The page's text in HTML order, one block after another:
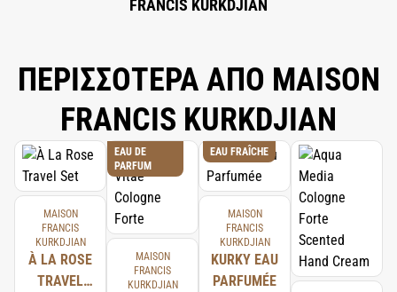
FRANCIS KURKDJIAN
ΠΕΡΙΣΣΟΤΕΡΑ ΑΠΟ MAISON
FRANCIS KURKDJIAN
MAISON
FRANCIS
KURKDJIAN
À LA ROSE
TRAVEL
EAU DE
PARFUM
MAISON
FRANCIS
KURKDJIAN
EAU FRAÎCHE
MAISON
FRANCIS
KURKDJIAN
KURKY EAU
PARFUMÉE